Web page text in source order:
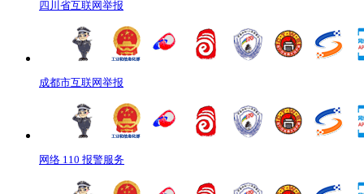
四川省互联网举报
成都市互联网举报
网络 110 报警服务